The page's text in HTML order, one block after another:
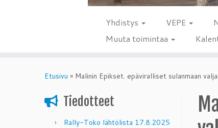
Yhdistys VEPE
Muuta toimintaa
Etusivu » Malinin Epikset. epäviralliset sulanmaan
Tiedotteet
Rally-Toko lähtölista 17.8.2025